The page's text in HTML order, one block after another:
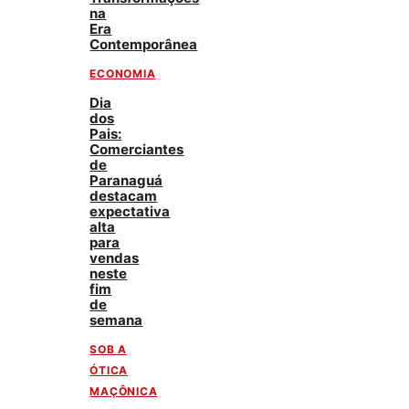
na
Era
Contemporânea
ECONOMIA
Dia
dos
Pais:
Comerciantes
de
Paranaguá
destacam
expectativa
alta
para
vendas
neste
fim
de
semana
SOB A
ÓTICA
MAÇÔNICA